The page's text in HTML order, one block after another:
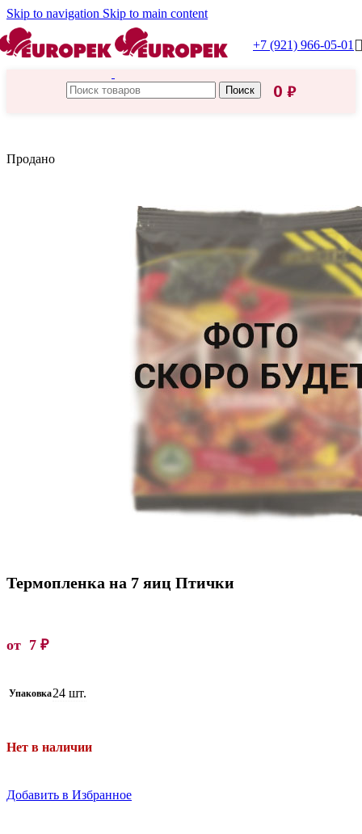
Skip to navigation Skip to main content
+7 (921) 966-05-01
Поиск 0 ₽
Продано
Термопленка на 7 яиц Птички
от 7 ₽
Упаковка24 шт.
Нет в наличии
Добавить в Избранное